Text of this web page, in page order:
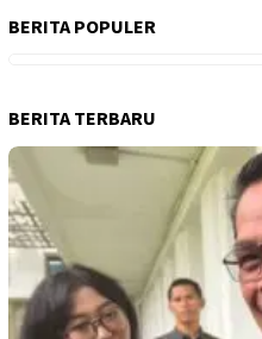
BERITA POPULER
BERITA TERBARU